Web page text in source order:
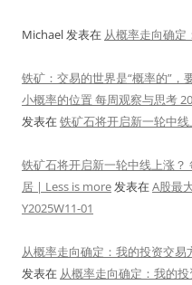
Michael发表在 从概率走向确定
铁矿：交易的世界是“概率的”
小概率的位置 每周观察与思考
发表在铁矿石将开启新一轮中
铁矿石将开启新一轮中线上涨
居 | Less is more发表在A股最
Y2025W11-01
从概率走向确定：我的投资交
发表在 从概率走向确定：我的投